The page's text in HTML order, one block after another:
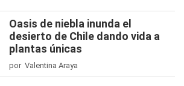
Oasis de niebla inunda el
desierto de Chile dando vida a
plantas únicas
por Valentina Araya